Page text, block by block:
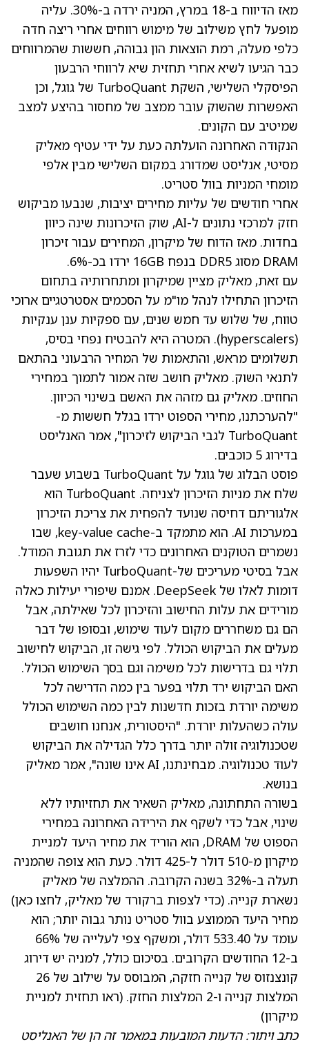
מאז הדיווח ב-18 במרץ, המניה ירדה ב-30%. עליה
מופעל לחץ משילוב של מימוש רווחים אחרי ריצה חדה
כלפי מעלה, רמת הוצאות הון גבוהה, חששות שהמרווחים
כבר הגיעו לשיא אחרי תחזית שיא לרווחי הרבעון
הפיסקלי השלישי, השקת TurboQuant של גוגל, וכן
האפשרות שהשוק עובר ממצב של מחסור בהיצע למצב
שמיטיב עם הקונים.
הנקודה האחרונה הועלתה כעת על ידי עטיף מאליק
מסיטי, אנליסט שמדורג במקום השלישי מבין אלפי
מומחי המניות בוול סטריט.
אחרי חודשים של עליות מחירים יציבות, שנבעו מביקוש
חזק למרכזי נתונים ל-AI, שוק הזיכרונות שינה כיוון
בחדות. מאז הדוח של מיקרון, המחירים עבור זיכרון
DRAM מסוג DDR5 בנפח 16GB ירדו בכ-6%.
עם זאת, מאליק מציין שמיקרון ומתחרותיה בתחום
הזיכרון התחילו לנהל מו"מ על הסכמים אסטרטגיים ארוכי
טווח, של שלוש עד חמש שנים, עם ספקיות ענן ענקיות
(hyperscalers). המטרה היא להבטיח נפחי בסיס,
תשלומים מראש, והתאמות של המחיר הרבעוני בהתאם
לתנאי השוק. מאליק חושב שזה אמור לתמוך במחירי
החוזים. מאליק גם מזהה את האשם בשינוי הכיוון.
"להערכתנו, מחירי הספוט ירדו בגלל חששות מ-
TurboQuant לגבי הביקוש לזיכרון", אמר האנליסט
בדירוג 5 כוכבים.
פוסט הבלוג של גוגל על TurboQuant בשבוע שעבר
שלח את מניות הזיכרון לצניחה. TurboQuant הוא
אלגוריתם דחיסה שנועד להפחית את צריכת הזיכרון
במערכות AI. הוא מתמקד ב-key-value cache, שבו
נשמרים הטוקנים האחרונים כדי לזרז את תגובת המודל.
אבל בסיטי מעריכים של-TurboQuant יהיו השפעות
דומות לאלו של DeepSeek. אמנם שיפורי יעילות כאלה
מורידים את עלות החישוב והזיכרון לכל שאילתה, אבל
הם גם משחררים מקום לעוד שימוש, ובסופו של דבר
מעלים את הביקוש הכולל. לפי גישה זו, הביקוש לחישוב
תלוי גם בדרישות לכל משימה וגם בסך השימוש הכולל.
האם הביקוש ירד תלוי בפער בין כמה הדרישה לכל
משימה יורדת בזכות חדשנות לבין כמה השימוש הכולל
עולה כשהעלות יורדת. "היסטורית, אנחנו חושבים
שטכנולוגיה זולה יותר בדרך כלל הגדילה את הביקוש
לעוד טכנולוגיה. מבחינתנו, AI אינו שונה", אמר מאליק
בנושא.
בשורה התחתונה, מאליק השאיר את תחזיותיו ללא
שינוי, אבל כדי לשקף את הירידה האחרונה במחירי
הספוט של DRAM, הוא הוריד את מחיר היעד למניית
מיקרון מ-510 דולר ל-425 דולר. כעת הוא צופה שהמניה
תעלה ב-32% בשנה הקרובה. ההמלצה של מאליק
נשארת קנייה. (כדי לצפות ברקורד של מאליק, לחצו כאן)
מחיר היעד הממוצע בוול סטריט נותר גבוה יותר; הוא
עומד על 533.40 דולר, ומשקף צפי לעלייה של 66%
ב-12 החודשים הקרובים. בסיכום כולל, למניה יש דירוג
קונצנזוס של קנייה חזקה, המבוסס על שילוב של 26
המלצות קנייה ו-2 המלצות החזק. (
ראו תחזית למניית
מיקרון)
כתב ויתור: הדעות המובעות במאמר זה הן של האנליסט